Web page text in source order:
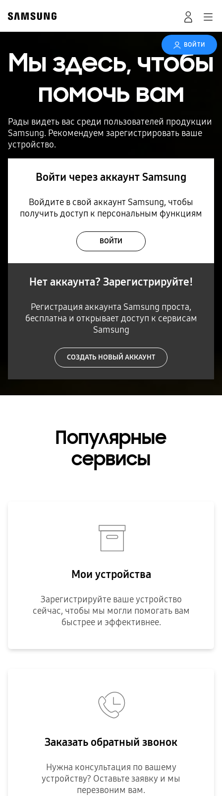
ВОЙТИ
Мы здесь, чтобы
помочь вам
Рады видеть вас среди пользователей продукции
Samsung. Рекомендуем зарегистрировать ваше
устройство.
Войти через аккаунт Samsung
Войдите в свой аккаунт Samsung, чтобы
получить доступ к персональным функциям
ВОЙТИ
Нет аккаунта? Зарегистрируйте!
Регистрация аккаунта Samsung проста,
бесплатна и открывает доступ к сервисам
Samsung
СОЗДАТЬ НОВЫЙ АККАУНТ
Популярные
сервисы
Мои устройства
Зарегистрируйте ваше устройство
сейчас, чтобы мы могли помогать вам
быстрее и эффективнее.
Заказать обратный звонок
Нужна консультация по вашему
устройству? Оставьте заявку и мы
перезвоним вам.